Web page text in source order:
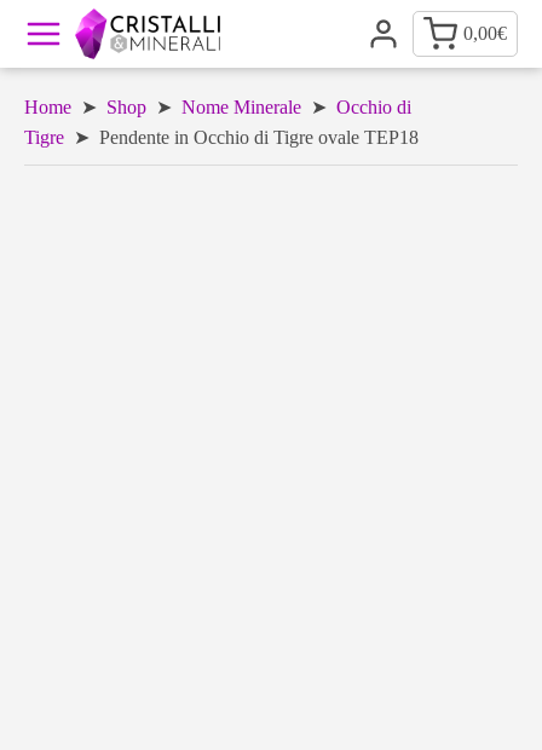
0,00€
Home ➤ Shop ➤ Nome Minerale ➤ Occhio di
Tigre ➤ Pendente in Occhio di Tigre ovale TEP18